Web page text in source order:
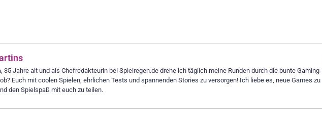
35 Jahre alt und als Chefredakteurin bei Spielregen.de drehe ich täglich meine Runden durch die bunte Gaming-
Euch mit coolen Spielen, ehrlichen Tests und spannenden Stories zu versorgen! Ich liebe es, neue Games zu
den Spielspaß mit euch zu teilen.